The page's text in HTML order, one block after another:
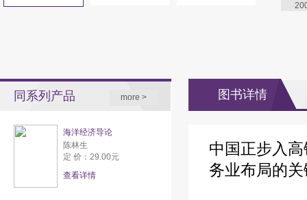
同系列产品 more >
海洋经济导论
陈林生
定 价：29.00元
查看详情
图书详情
中国正步入
务业布局的